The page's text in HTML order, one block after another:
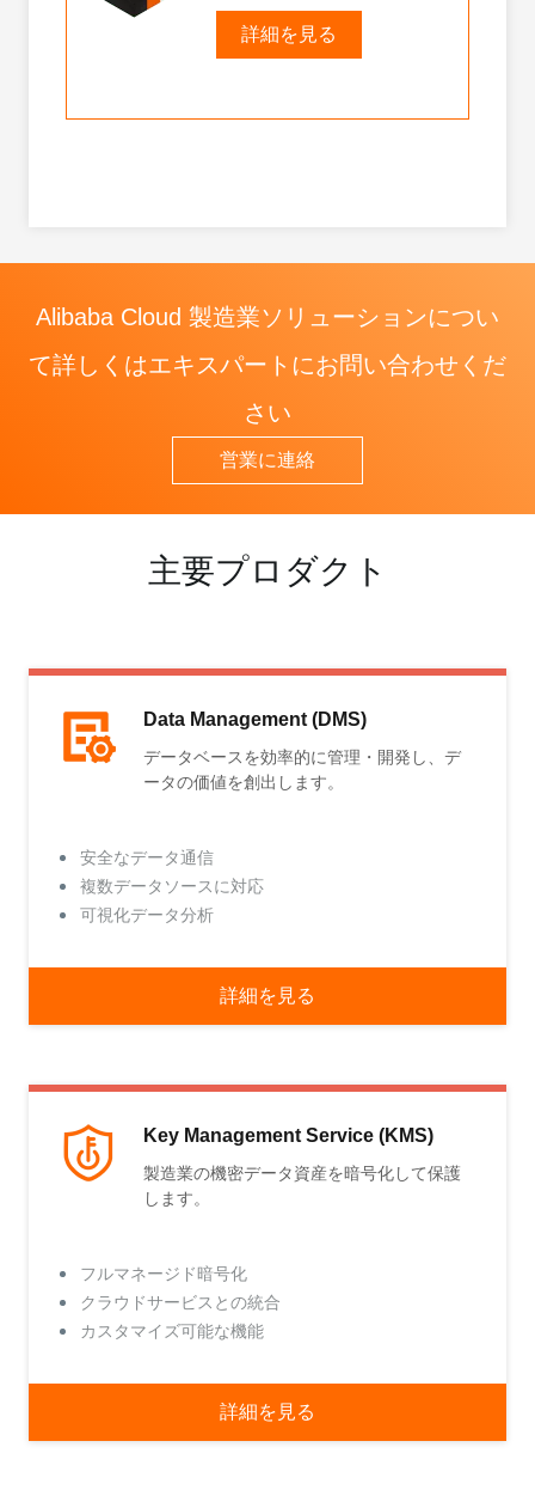
詳細を見る
Alibaba Cloud 製造業ソリューションについ
て詳しくはエキスパートにお問い合わせくだ
さい
営業に連絡
主要プロダクト
Data Management (DMS)
データベースを効率的に管理・開発し、デ
ータの価値を創出します。
安全なデータ通信
複数データソースに対応
可視化データ分析
詳細を見る
Key Management Service (KMS)
製造業の機密データ資産を暗号化して保護
します。
フルマネージド暗号化
クラウドサービスとの統合
カスタマイズ可能な機能
詳細を見る